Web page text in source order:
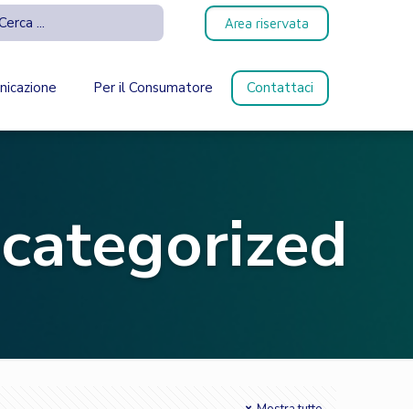
Area riservata
Per il Consumatore Contattaci